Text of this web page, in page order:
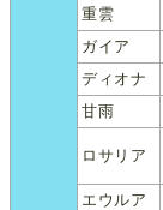
重雲
ガイア
ディオナ
甘雨
ロサリア
エウルア